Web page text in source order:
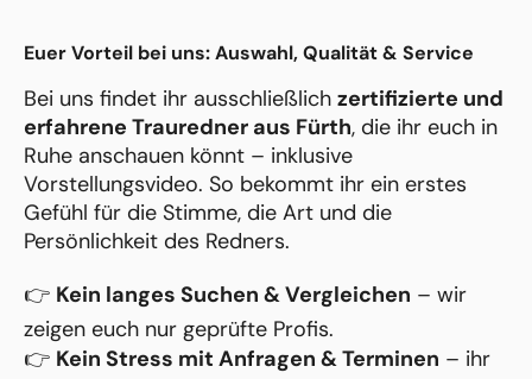
Euer Vorteil bei uns: Auswahl, Qualität & Service
Bei uns findet ihr ausschließlich zertifizierte und
erfahrene Trauredner aus Fürth, die ihr euch in
Ruhe anschauen könnt – inklusive
Vorstellungsvideo. So bekommt ihr ein erstes
Gefühl für die Stimme, die Art und die
Persönlichkeit des Redners.
👉 Kein langes Suchen & Vergleichen – wir
zeigen euch nur geprüfte Profis.
👉 Kein Stress mit Anfragen & Terminen – ihr